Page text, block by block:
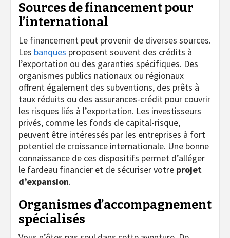
Sources de financement pour
l’international
Le financement peut provenir de diverses sources.
Les banques proposent souvent des crédits à
l’exportation ou des garanties spécifiques. Des
organismes publics nationaux ou régionaux
offrent également des subventions, des prêts à
taux réduits ou des assurances-crédit pour couvrir
les risques liés à l’exportation. Les investisseurs
privés, comme les fonds de capital-risque,
peuvent être intéressés par les entreprises à fort
potentiel de croissance internationale. Une bonne
connaissance de ces dispositifs permet d’alléger
le fardeau financier et de sécuriser votre projet
d’expansion.
Organismes d’accompagnement
spécialisés